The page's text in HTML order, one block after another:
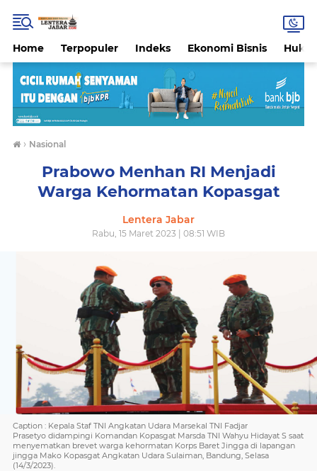
Home Terpopuler Indeks Ekonomi Bisnis
› Nasional
Prabowo Menhan RI Menjadi
Warga Kehormatan Kopasgat
Lentera Jabar
Rabu, 15 Maret 2023 | 08:51 WIB
Caption : Kepala Staf TNI Angkatan Udara Marsekal TNI Fadjar
Prasetyo didampingi Komandan Kopasgat Marsda TNI Wahyu Hidayat S saat
menyematkan brevet warga kehormatan Korps Baret Jingga di lapangan
jingga Mako Kopasgat Angkatan Udara Sulaiman, Bandung, Selasa
(14/3/2023).